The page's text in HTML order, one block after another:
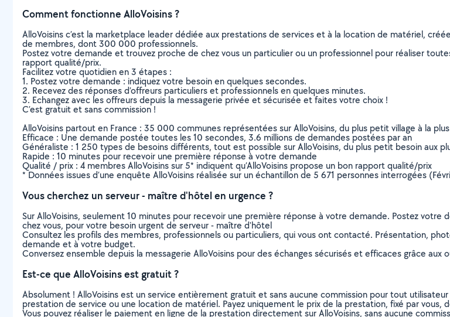
Comment fonctionne AlloVoisins ?
AlloVoisins c’est la marketplace leader dédiée aux prestations de services et à la location de matériel,
de membres, dont 300 000 professionnels.
Postez votre demande et trouvez proche de chez vous un particulier ou un professionnel pour réaliser
rapport qualité/prix.
Facilitez votre quotidien en 3 étapes :
1. Postez votre demande : indiquez votre besoin en quelques secondes.
2. Recevez des réponses d’offreurs particuliers et professionnels en quelques minutes.
3. Echangez avec les offreurs depuis la messagerie privée et sécurisée et faites votre choix !
C’est gratuit et sans commission !
AlloVoisins partout en France : 35 000 communes représentées sur AlloVoisins, du plus petit village à la
Efficace : Une demande postée toutes les 10 secondes, 3.6 millions de demandes postées par an
Généraliste : 1 250 types de besoins différents, tout est possible sur AlloVoisins, du plus petit besoin aux
Rapide : 10 minutes pour recevoir une première réponse à votre demande
Qualité / prix : 4 membres AlloVoisins sur 5* indiquent qu’AlloVoisins propose un bon rapport qualité/prix
* Données issues d’une enquête AlloVoisins réalisée sur un échantillon de 5 671 personnes interrogées
Vous cherchez un serveur - maître d'hôtel en urgence ?
Sur AlloVoisins, seulement 10 minutes pour recevoir une première réponse à votre demande. Postez
chez vous, pour votre besoin urgent de serveur - maître d'hôtel
Consultez les profils des membres, professionnels ou particuliers, qui vous ont contacté. Présentation,
demande et à votre budget.
Conversez ensemble depuis la messagerie AlloVoisins pour des échanges sécurisés et efficaces grâce aux
Est-ce que AlloVoisins est gratuit ?
Absolument ! AlloVoisins est un service entièrement gratuit et sans aucune commission pour tout
prestation de service ou une location de matériel. Payez uniquement le prix de la prestation, fixé par vous,
Vous pouvez réaliser le paiement en ligne de la prestation directement sur AlloVoisins, sans aucune